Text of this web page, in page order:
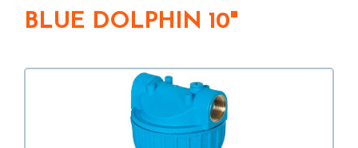
BLUE DOLPHIN 10"